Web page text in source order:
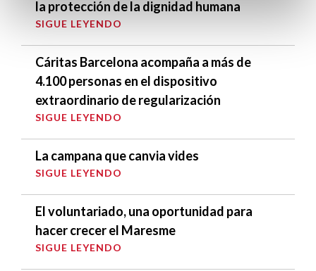
la protección de la dignidad humana
SIGUE LEYENDO
Cáritas Barcelona acompaña a más de
4.100 personas en el dispositivo
extraordinario de regularización
SIGUE LEYENDO
La campana que canvia vides
SIGUE LEYENDO
El voluntariado, una oportunidad para
hacer crecer el Maresme
SIGUE LEYENDO